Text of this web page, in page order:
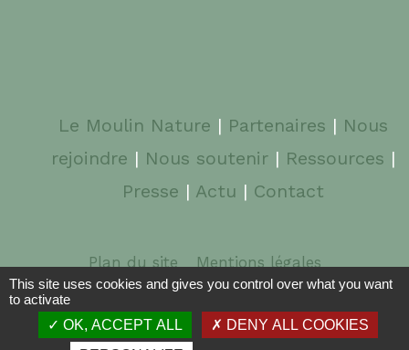
Le Moulin Nature | Partenaires | Nous
rejoindre | Nous soutenir | Ressources |
Presse | Actu | Contact
Plan du site Mentions légales
© 2026 Le Moulin Nature | Graphisme :
Webdesign :
pixbone.fr
This site uses cookies and gives you control over what you want
to activate
OK, ACCEPT ALL
DENY ALL COOKIES